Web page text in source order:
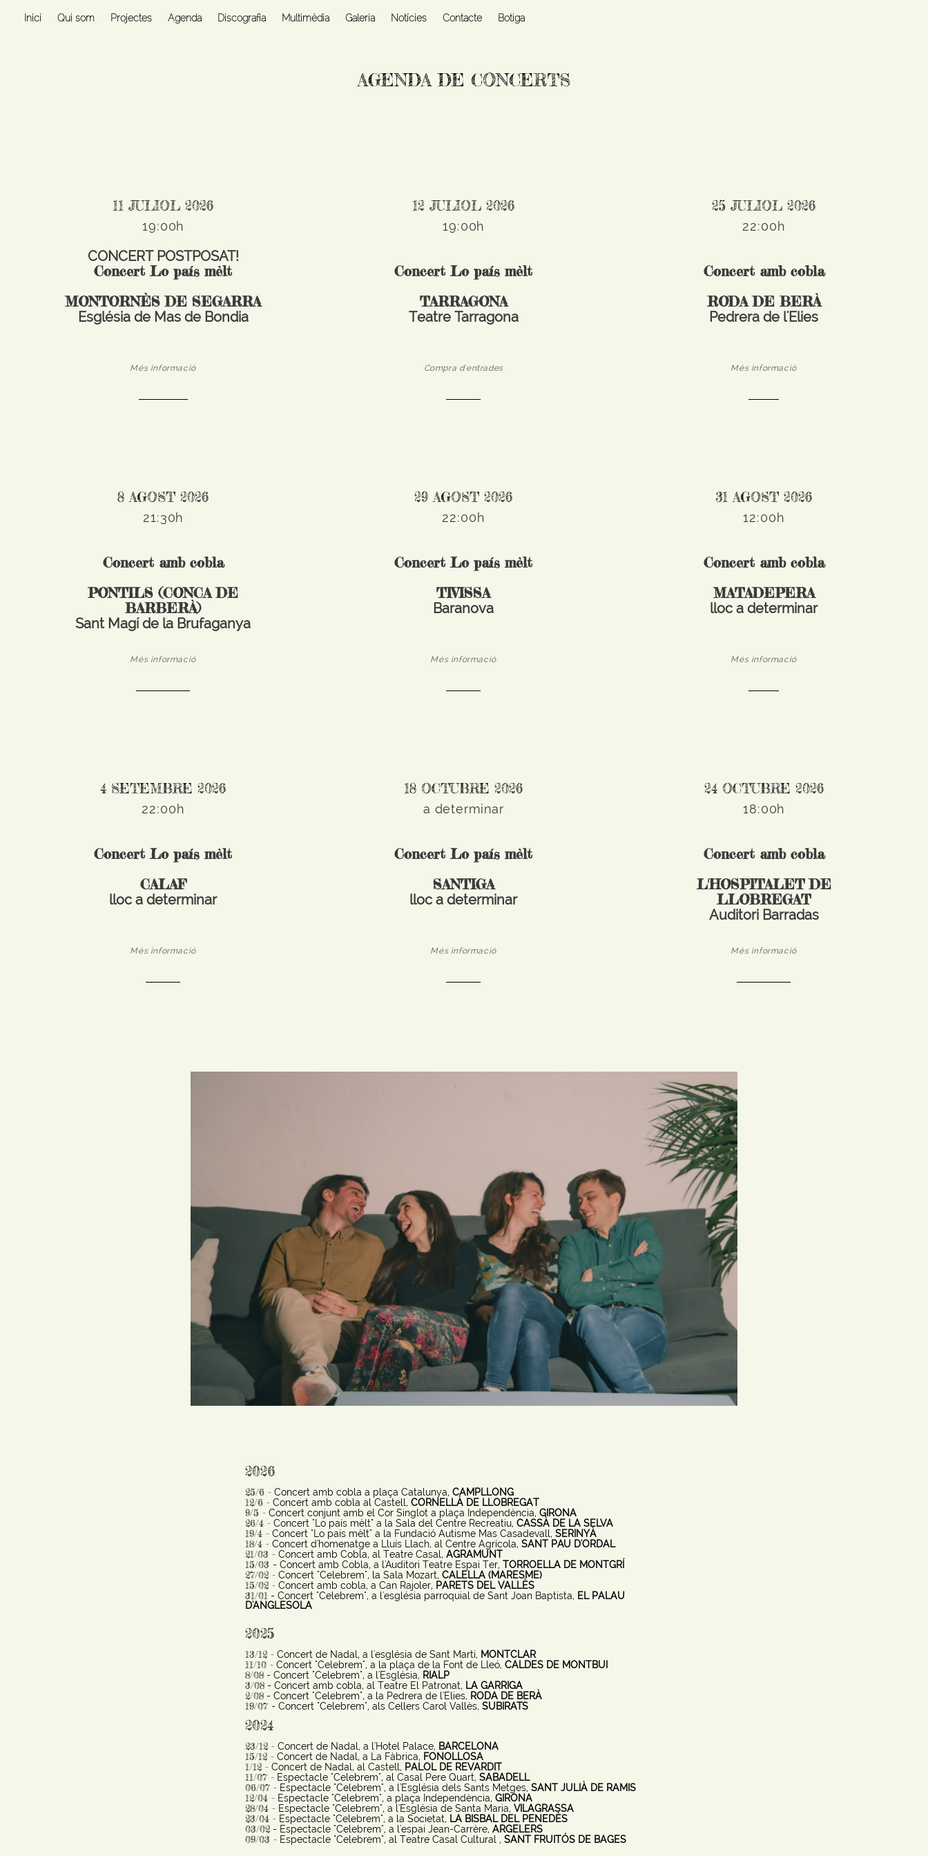
Inici Qui som Projectes Agenda Discografia Multimèdia Galeria Notícies Contacte Botiga
AGENDA DE CONCERTS
11 JULIOL 2026
19:00h
CONCERT POSTPOSAT!
Concert Lo país mèlt
MONTORNÈS DE SEGARRA
Església de Mas de Bondia
Més informació
12 JULIOL 2026
19:00h
Concert Lo país mèlt
TARRAGONA
Teatre Tarragona
Compra d'entrades
25 JULIOL 2026
22:00h
Concert amb cobla
RODA DE BERÀ
Pedrera de l'Elies
Més informació
8 AGOST 2026
21:30h
Concert amb cobla
PONTILS (CONCA DE
BARBERÀ)
Sant Magí de la Brufaganya
Més informació
29 AGOST 2026
22:00h
Concert Lo país mèlt
TIVISSA
Baranova
Més informació
31 AGOST 2026
12:00h
Concert amb cobla
MATADEPERA
lloc a determinar
Més informació
4 SETEMBRE 2026
22:00h
Concert Lo país mèlt
CALAF
lloc a determinar
Més informació
18 OCTUBRE 2026
a determinar
Concert Lo país mèlt
SANTIGA
lloc a determinar
Més informació
24 OCTUBRE 2026
18:00h
Concert amb cobla
L'HOSPITALET DE
LLOBREGAT
Auditori Barradas
Més informació
2026
25/6 - Concert amb cobla a plaça Catalunya, CAMPLLONG
12/6 - Concert amb cobla al Castell, CORNELLÀ DE LLOBREGAT
9/5 - Concert conjunt amb el Cor Singlot a plaça Independència, GIRONA
26/4 - Concert "Lo país mèlt" a la Sala del Centre Recreatiu, CASSÀ DE LA SELVA
19/4 - Concert "Lo país mèlt" a la Fundació Autisme Mas Casadevall, SERINYÀ
18/4 - Concert d'homenatge a Lluís Llach, al Centre Agrícola, SANT PAU D'ORDAL
21/03 - Concert amb Cobla, al Teatre Casal, AGRAMUNT
15/03 - Concert amb Cobla, a l'Auditori Teatre Espai Ter, TORROELLA DE MONTGRÍ
27/02 - Concert "Celebrem", la Sala Mozart, CALELLA (MARESME)
15/02 - Concert amb cobla, a Can Rajoler, PARETS DEL VALLÈS
31/01 - Concert "Celebrem", a l'església parroquial de Sant Joan Baptista, EL PALAU
D'ANGLESOLA
2025
13/12 - Concert de Nadal, a l'església de Sant Martí, MONTCLAR
11/10 - Concert "Celebrem", a la plaça de la Font de Lleó, CALDES DE MONTBUI
8/08- Concert "Celebrem", a l'Església, RIALP
3/08- Concert amb cobla, al Teatre El Patronat, LA GARRIGA
2/08- Concert "Celebrem", a la Pedrera de l'Elies, RODA DE BERÀ
19/07 - Concert "Celebrem", als Cellers Carol Vallès, SUBIRATS
2024
23/12 - Concert de Nadal, a l'Hotel Palace, BARCELONA
15/12 - Concert de Nadal, a La Fàbrica, FONOLLOSA
1/12 - Concert de Nadal, al Castell, PALOL DE REVARDIT
11/07 - Espectacle "Celebrem", al Casal Pere Quart, SABADELL
06/07 - Espectacle "Celebrem", a l'Església dels Sants Metges, SANT JULIÀ DE RAMIS
12/04 - Espectacle "Celebrem", a plaça Independència, GIRONA
28/04 - Espectacle "Celebrem", a l'Església de Santa Maria, VILAGRASSA
23/04 - Espectacle "Celebrem", a la Societat, LA BISBAL DEL PENEDÈS
03/02- Espectacle "Celebrem", a l'espai Jean-Carrère, ARGELERS
09/03 - Espectacle "Celebrem", al Teatre Casal Cultural , SANT FRUITÓS DE BAGES